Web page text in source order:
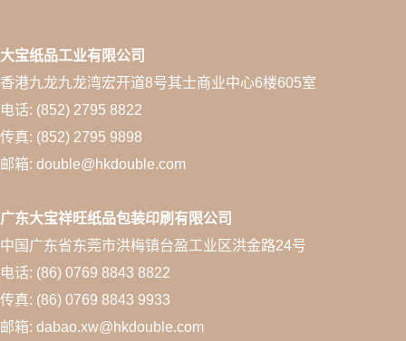
大宝纸品工业有限公司
香港九龙九龙湾宏开道8号其士商业中心6楼605室
电话: (852) 2795 8822
传真: (852) 2795 9898
邮箱: double@hkdouble.com
广东大宝祥旺纸品包装印刷有限公司
中国广东省东莞市洪梅镇台盈工业区洪金路24号
电话: (86) 0769 8843 8822
传真: (86) 0769 8843 9933
邮箱: dabao.xw@hkdouble.com